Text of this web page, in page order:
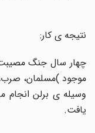
نتیجه ی کار:
چهار سال جنگ
موجود(مسلمان، صرب،
وسیله ی برلن انجام
یافت.